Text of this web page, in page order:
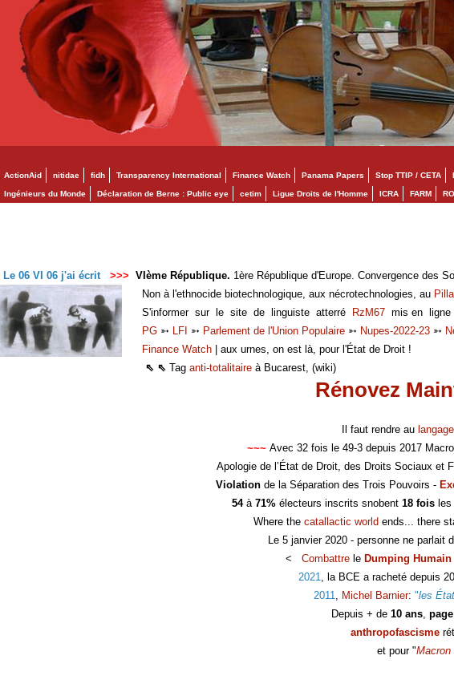
ActionAid nitidae fidh Transparency International Finance Watch Panama Papers Stop TTIP / CETA
Ingénieurs du Monde Déclaration de Berne : Public eye cetim Ligue Droits de l'Homme ICRA FARM
Le 06 VI 06 j'ai écrit >>> VIème République. 1ère République d'Europe. Convergence des
Non à l'ethnocide biotechnologique, aux nécrotechnologies, au
S'informer sur le site de linguiste atterré RzM67 mis en
PG ➳ LFI ➳ Parlement de l'Union Populaire ➳ Nupes-2022-23 ➳
Finance Watch | aux urnes, on est là, pour l'État de Droit !
⇖ ⇖ Taganti-totalitaire à Bucarest, (wiki)
Rénovez
Il faut rendre au langage
~~~ Avec 32 fois le 49-3 depuis 2017
Apologie de l’État de Droit, des Droits Sociaux et
Violation de la Séparation des Trois Pouvoirs -
54à 71%électeurs inscrits snobent 18 foisles
Where the catallactic world ends... there
Le 5 janvier 2020 - personne ne parlait
< Combattre le Dumping Humain
2021, la BCE a racheté depuis
2011, Michel Barnier: "les
Depuis + de 10 ans,
anthropofascisme
et pour "Macron